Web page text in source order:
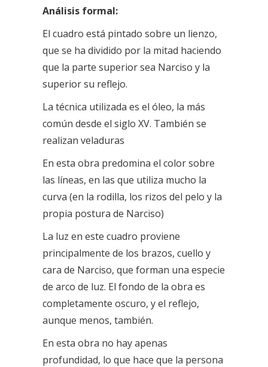
Análisis formal:
El cuadro está pintado sobre un lienzo,
que se ha dividido por la mitad haciendo
que la parte superior sea Narciso y la
superior su reflejo.
La técnica utilizada es el óleo, la más
común desde el siglo XV. También se
realizan veladuras
En esta obra predomina el color sobre
las líneas, en las que utiliza mucho la
curva (en la rodilla, los rizos del pelo y la
propia postura de Narciso)
La luz en este cuadro proviene
principalmente de los brazos, cuello y
cara de Narciso, que forman una especie
de arco de luz. El fondo de la obra es
completamente oscuro, y el reflejo,
aunque menos, también.
En esta obra no hay apenas
profundidad, lo que hace que la persona